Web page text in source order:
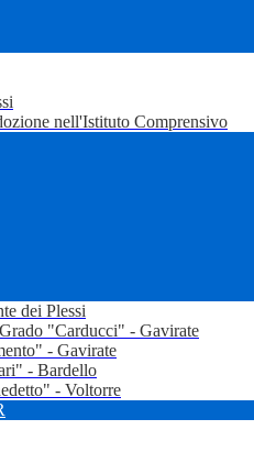
nell'Istituto Comprensivo
dei Plessi
"Carducci" - Gavirate
- Gavirate
- Bardello
- Voltorre